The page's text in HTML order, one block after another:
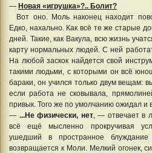
— Новая «игрушка»?.. Болит?
Вот оно. Моль наконец находит
Едко, нахально. Как всё те же старые
дней. Такие, как Вакула, всю жизнь
карту нормальных людей. С ней
На любой заскок найдется свой
такими людьми, с которыми он всё
бараки, он учился только двум вещам:
если работа не сковывала,
привык. Того же по умолчанию ожидал и в
— ...Не физически, нет, — отвечает в
всё ещё мысленно прокручивая
ушедший в пространное
возвращается к Моли. Мелкий огонек,